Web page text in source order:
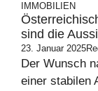
IMMOBILIEN
sind die
23. Januar 2025
Der Wunsch
einer stabilen